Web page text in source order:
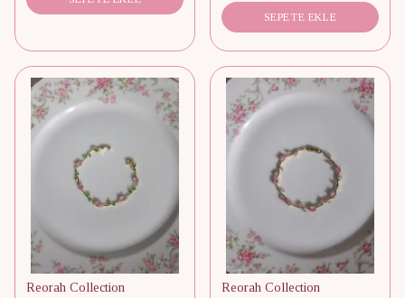
SEPETE EKLE
Reorah Collection
Reorah Collection